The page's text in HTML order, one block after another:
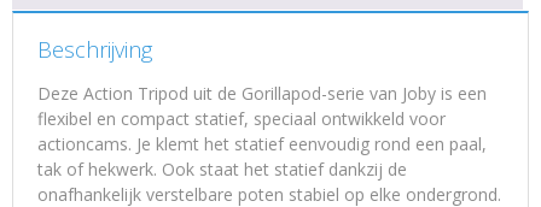
Beschrijving
Deze Action Tripod uit de Gorillapod-serie van Joby is een
flexibel en compact statief, speciaal ontwikkeld voor
actioncams. Je klemt het statief eenvoudig rond een paal,
tak of hekwerk. Ook staat het statief dankzij de
onafhankelijk verstelbare poten stabiel op elke ondergrond.